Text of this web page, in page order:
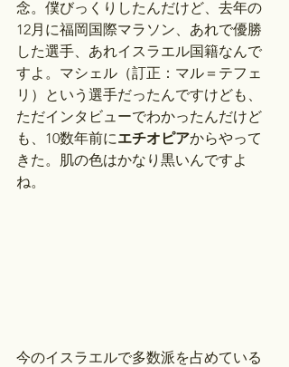
念。僕びっくりしたんだけど、去年の
12月に福岡国際マラソン、あれで優勝
した選手、あれイスラエル国籍なんで
すよ。マシェル（訂正：マル＝テフェ
リ）という選手だったんですけども、
ただインタビューでわかったんだけど
も、10数年前にエチオピアからやって
きた。肌の色はかなり黒いんですよ
ね。
今のイスラエルで多数派を占めている